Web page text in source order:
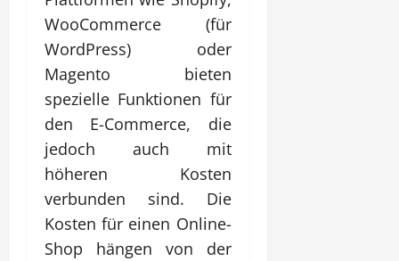
WooCommerce (für
WordPress) oder
Magento bieten
spezielle Funktionen für
den E-Commerce, die
jedoch auch mit
höheren Kosten
verbunden sind. Die
Kosten für einen Online-
Shop hängen von der